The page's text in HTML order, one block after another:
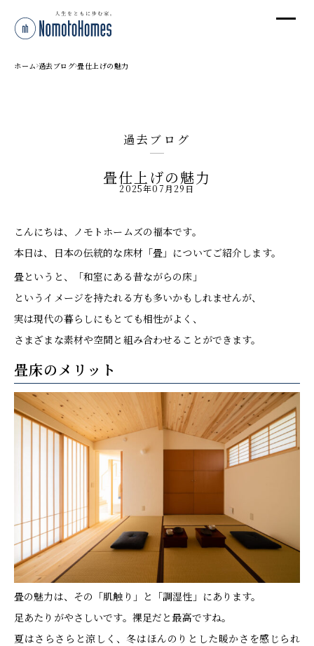
ホーム 過去ブログ 畳仕上げの魅力
過去ブログ
畳仕上げの魅力
2025年07月29日
こんにちは、ノモトホームズの福本です。
本日は、日本の伝統的な床材「畳」についてご紹介します。
畳というと、「和室にある昔ながらの床」
というイメージを持たれる方も多いかもしれませんが、
実は現代の暮らしにもとても相性がよく、
さまざまな素材や空間と組み合わせることができます。
畳床のメリット
畳の魅力は、その「肌触り」と「調湿性」にあります。
足あたりがやさしいです。裸足だと最高ですね。
夏はさらさらと涼しく、冬はほんのりとした暖かさを感じられ